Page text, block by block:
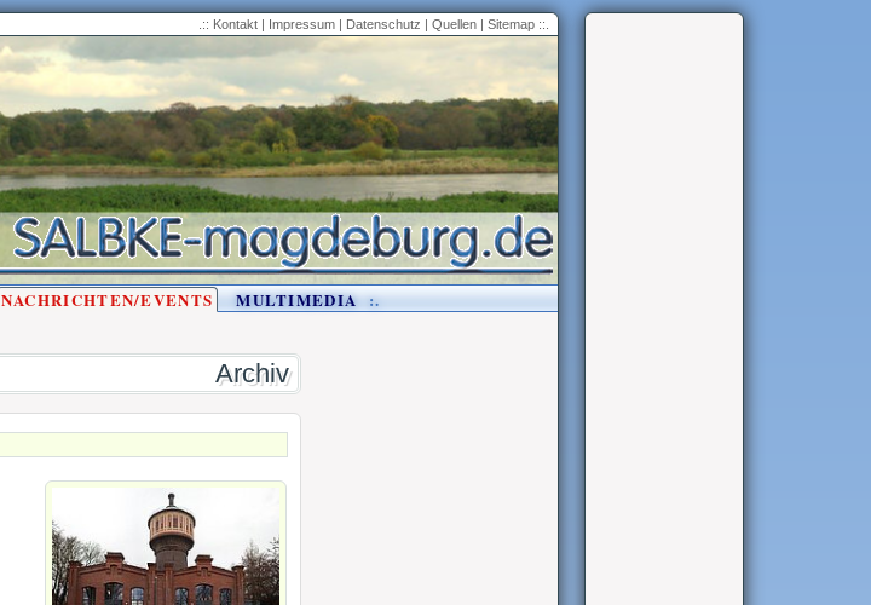
.:: Kontakt | Impressum | Datenschutz | Quellen | Sitemap ::.
NACHRICHTEN/EVENTS MULTIMEDIA :.
Archiv